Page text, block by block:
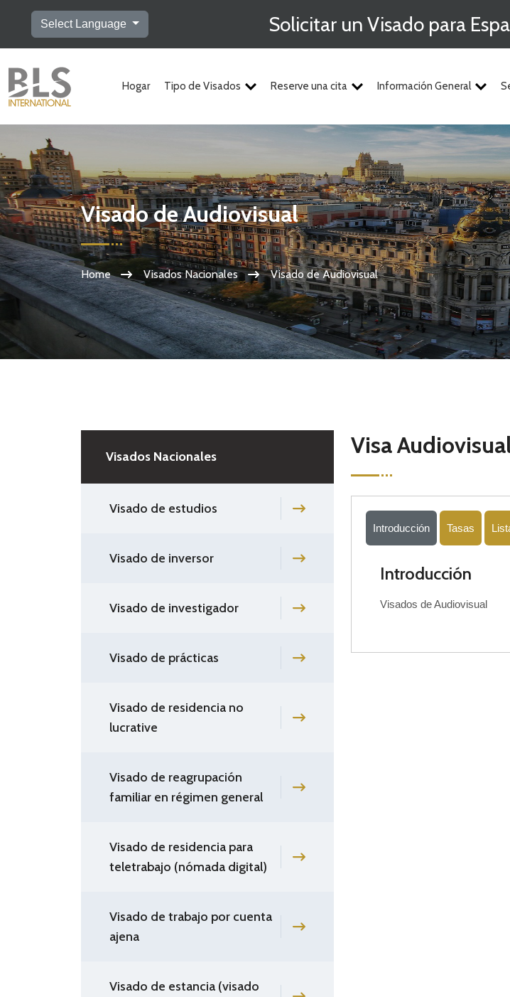
Select Language Solicitar un Visado para
Hogar Tipo de Visados Reserve una cita Información General
Visado de Audiovisual
Home Visados Nacionales Visado de Audiovisual
Visados Nacionales
Visado de estudios
Visado de inversor
Visado de investigador
Visado de prácticas
Visado de residencia no
lucrative
Visado de reagrupación
familiar en régimen general
Visado de residencia para
teletrabajo (nómada digital)
Visado de trabajo por cuenta
ajena
Visado de estancia (visado
Visa
Introducción Tasas
Introducción
Visados de Audiovisual